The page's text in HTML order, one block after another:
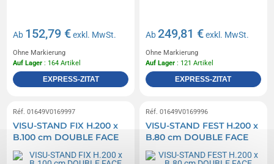
Ab 152,79 €exkl. MwSt.
Ohne Markierung
Auf Lager : 164 Artikel
EXPRESS-ZITAT
Ab249,81 €exkl. MwSt.
Ohne Markierung
Auf Lager : 121 Artikel
EXPRESS-ZITAT
Réf. 01649V0169997
VISU-STAND FIX H.200 x
B.100 cm DOUBLE FACE
Réf. 01649V0169996
VISU-STAND FEST H.200 x
B.80 cm DOUBLE FACE